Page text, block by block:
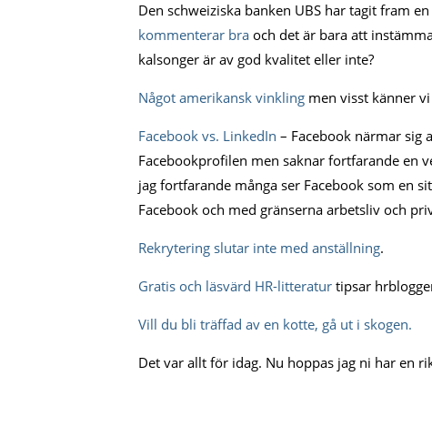
Den schweiziska banken UBS har tagit fram
kommenterar bra och det är bara att
kalsonger är av god kvalitet eller inte?
Något amerikansk vinkling men visst känner
Facebook vs. LinkedIn – Facebook närmar sig
Facebookprofilen men saknar fortfarande en
jag fortfarande många ser Facebook som en
Facebook och med gränserna arbetsliv och
Rekrytering slutar inte med anställning.
Gratis och läsvärd HR-litteratur tipsar
Vill du bli träffad av en kotte, gå ut i skogen.
Det var allt för idag. Nu hoppas jag ni har en